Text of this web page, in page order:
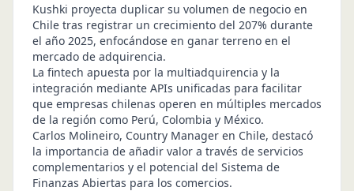
Kushki proyecta duplicar su volumen de negocio en
Chile tras registrar un crecimiento del 207% durante
el año 2025, enfocándose en ganar terreno en el
mercado de adquirencia.
La fintech apuesta por la multiadquirencia y la
integración mediante APIs unificadas para facilitar
que empresas chilenas operen en múltiples mercados
de la región como Perú, Colombia y México.
Carlos Molineiro, Country Manager en Chile, destacó
la importancia de añadir valor a través de servicios
complementarios y el potencial del Sistema de
Finanzas Abiertas para los comercios.